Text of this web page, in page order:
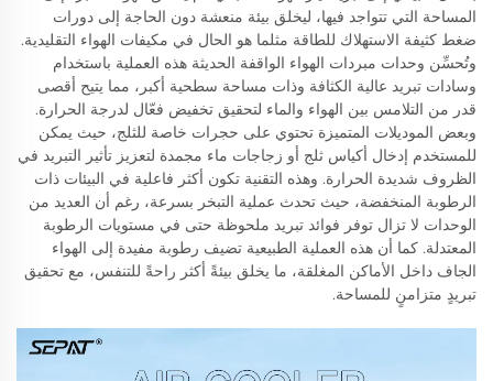
المساحة التي تتواجد فيها، ليخلق بيئة منعشة دون الحاجة إلى دورات
ضغط كثيفة الاستهلاك للطاقة مثلما هو الحال في مكيفات الهواء التقليدية.
وتُحسِّن وحدات مبردات الهواء الواقفة الحديثة هذه العملية باستخدام
وسادات تبريد عالية الكثافة وذات مساحة سطحية أكبر، مما يتيح أقصى
قدر من التلامس بين الهواء والماء لتحقيق تخفيض فعّال لدرجة الحرارة.
وبعض الموديلات المتميزة تحتوي على حجرات خاصة للثلج، حيث يمكن
للمستخدم إدخال أكياس ثلج أو زجاجات ماء مجمدة لتعزيز تأثير التبريد في
الظروف شديدة الحرارة. وهذه التقنية تكون أكثر فاعلية في البيئات ذات
الرطوبة المنخفضة، حيث تحدث عملية التبخر بسرعة، رغم أن العديد من
الوحدات لا تزال توفر فوائد تبريد ملحوظة حتى في مستويات الرطوبة
المعتدلة. كما أن هذه العملية الطبيعية تضيف رطوبة مفيدة إلى الهواء
الجاف داخل الأماكن المغلقة، ما يخلق بيئةً أكثر راحةً للتنفس، مع تحقيق
تبريدٍ متزامنٍ للمساحة.